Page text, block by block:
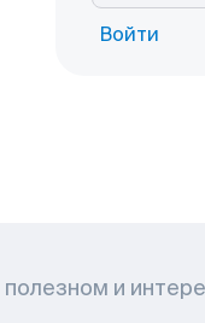
Войти
и